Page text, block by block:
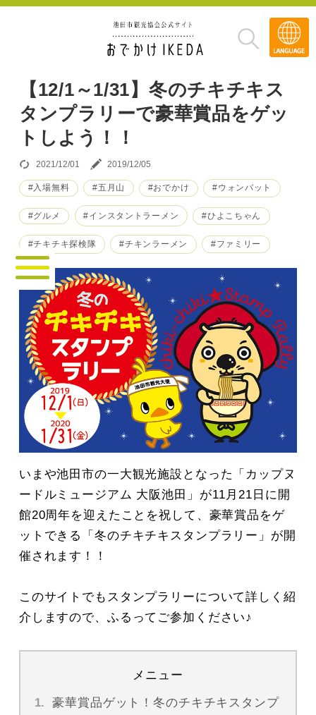
【12/1～1/31】冬のチキチキス
タンプラリーで豪華賞品をゲッ
トしよう！！
2021/12/01 2019/12/05
#入場無料 #五月山 #おでかけ #ウォンバット
#グルメ #インスタントラーメン #ひよこちゃん
#チキチキ探検隊 #チキンラーメン #ファミリー
いまや池田市の一大観光施設となった「カップヌ
ードルミュージアム 大阪池田」が11月21日に開
館20周年を迎えたことを祝して、豪華賞品をゲ
ットできる「冬のチキチキスタンプラリー」が開
催されます！！
このサイトでもスタンプラリーについて詳しく紹
介しますので、ふるってご参加ください♪
メニュー
豪華賞品ゲット！冬のチキチキスタンプ
»